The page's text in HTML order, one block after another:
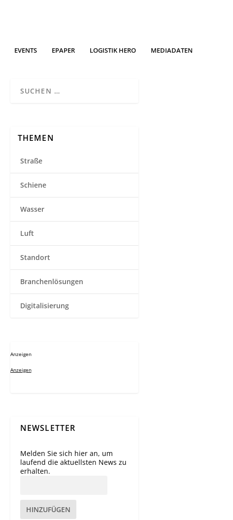
EVENTS EPAPER LOGISTIK HERO MEDIADATEN
THEMEN
Straße
Schiene
Wasser
Luft
Standort
Branchenlösungen
Digitalisierung
Anzeigen
Anzeigen
NEWSLETTER
Melden Sie sich hier an, um
laufend die aktuellsten News zu
erhalten.
HINZUFÜGEN